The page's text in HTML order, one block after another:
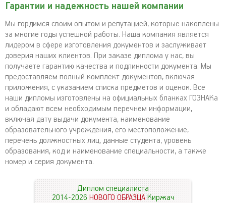
Гарантии и надежность нашей компании
Мы гордимся своим опытом и репутацией, которые накоплены
за многие годы успешной работы. Наша компания является
лидером в сфере изготовления документов и заслуживает
доверия наших клиентов. При заказе диплома у нас, вы
получаете гарантию качества и подлинности документа. Мы
предоставляем полный комплект документов, включая
приложения, с указанием списка предметов и оценок. Все
наши дипломы изготовлены на официальных бланках ГОЗНАКа
и обладают всем необходимым перечнем информации,
включая дату выдачи документа, наименование
образовательного учреждения, его местоположение,
перечень должностных лиц, данные студента, уровень
образования, код и наименование специальности, а также
номер и серия документа.
Диплом специалиста
2014-2026НОВОГО ОБРАЗЦАКиржач